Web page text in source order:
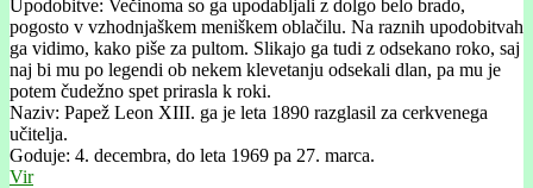
Upodobitve: Večinoma so ga upodabljali z dolgo belo brado,
pogosto v vzhodnjaškem meniškem oblačilu. Na raznih upodobitvah
ga vidimo, kako piše za pultom. Slikajo ga tudi z odsekano roko, saj
naj bi mu po legendi ob nekem klevetanju odsekali dlan, pa mu je
potem čudežno spet prirasla k roki.
Naziv: Papež Leon XIII. ga je leta 1890 razglasil za cerkvenega
učitelja.
Goduje: 4. decembra, do leta 1969 pa 27. marca.
Vir